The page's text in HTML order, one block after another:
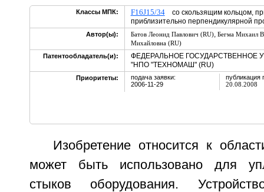
Классы МПК: F16J15/34со скользящим кольцом,
приблизительно перпендикулярной
Автор(ы): Батов Леонид Павлович (RU), Бегма Михаил
Михайловна (RU)
Патентообладатель(и):
ФЕДЕРАЛЬНОЕ ГОСУДАРСТВЕННОЕ
"НПО "ТЕХНОМАШ" (RU)
Приоритеты:
подача заявки:
2006-11-29
публикация
20.08.2008
Изобретение относится к
может быть использовано для
стыков оборудования.